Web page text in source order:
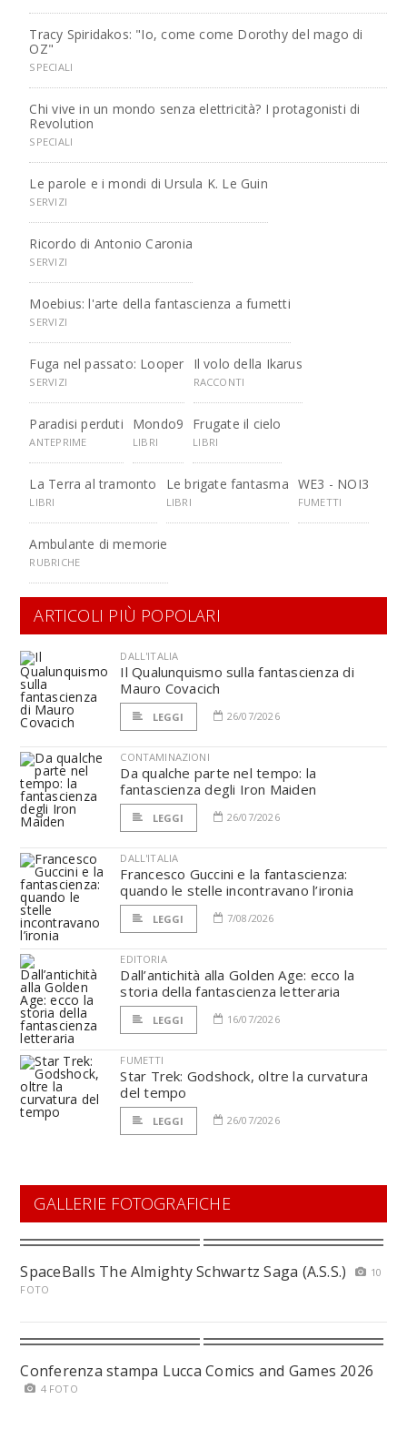
Tracy Spiridakos: "Io, come come Dorothy del mago di
OZ"
SPECIALI
Chi vive in un mondo senza elettricità? I protagonisti di
Revolution
SPECIALI
Le parole e i mondi di Ursula K. Le Guin
SERVIZI
Ricordo di Antonio Caronia
SERVIZI
Moebius: l'arte della fantascienza a fumetti
SERVIZI
Fuga nel passato: Looper
SERVIZI
Il volo della Ikarus
RACCONTI
Paradisi perduti
ANTEPRIME
Mondo9
LIBRI
Frugate il cielo
LIBRI
La Terra al tramonto
LIBRI
Le brigate fantasma
LIBRI
WE3 - NOI3
FUMETTI
Ambulante di memorie
RUBRICHE
ARTICOLI PIÙ POPOLARI
DALL'ITALIA
Il Qualunquismo sulla fantascienza di
Mauro Covacich
LEGGI 26/07/2026
CONTAMINAZIONI
Da qualche parte nel tempo: la
fantascienza degli Iron Maiden
LEGGI 26/07/2026
DALL'ITALIA
Francesco Guccini e la fantascienza:
quando le stelle incontravano l’ironia
LEGGI 7/08/2026
EDITORIA
Dall’antichità alla Golden Age: ecco la
storia della fantascienza letteraria
LEGGI 16/07/2026
FUMETTI
Star Trek: Godshock, oltre la curvatura
del tempo
LEGGI 26/07/2026
GALLERIE FOTOGRAFICHE
SpaceBalls The Almighty Schwartz Saga (A.S.S.)
10
FOTO
Conferenza stampa Lucca Comics and Games 2026
4 FOTO